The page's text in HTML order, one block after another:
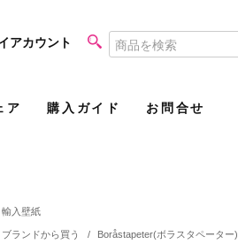
アカウント
ア 購入ガイド お問合せ
輸入壁紙
ブランドから買う / Boråstapeter(ボラスタペーター)